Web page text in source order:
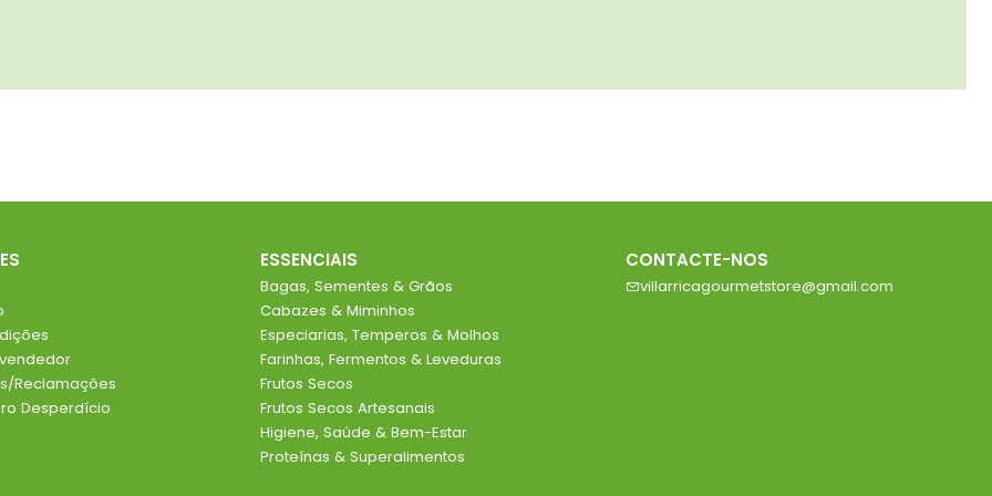
Reclamações
Desperdício
ESSENCIAIS
Bagas, Sementes & Grãos
Cabazes & Miminhos
Especiarias, Temperos & Molhos
Farinhas, Fermentos & Leveduras
Frutos Secos
Frutos Secos Artesanais
Higiene, Saúde & Bem-Estar
Proteínas & Superalimentos
CONTACTE-NOS
villarricagourmetstore@gmail.com